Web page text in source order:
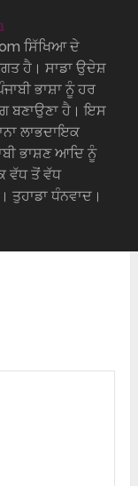
ਸਿੱਖਿਆ ਦੇ
ਹੈ। ਸਾਡਾ ਉਦੇਸ਼
ਭਾਸ਼ਾ ਨੂੰ ਹਰ
ਬਣਾਉਣਾ ਹੈ। ਇਸ
ਲਾਭਦਾਇਕ
ਭਾਸ਼ਣ ਆਦਿ ਨੂੰ
ਵੱਧ ਤੋਂ ਵੱਧ
ਧੰਨਵਾਦ।